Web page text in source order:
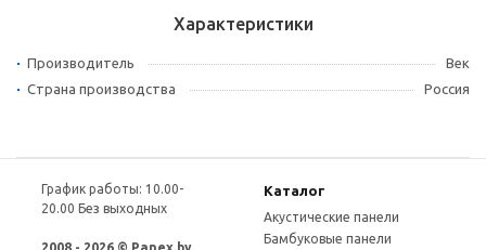
Характеристики
Производитель
Век
Страна производства
Россия
График работы: 10.00-
20.00 Без выходных
Каталог
Акустические панели
Бамбуковые панели